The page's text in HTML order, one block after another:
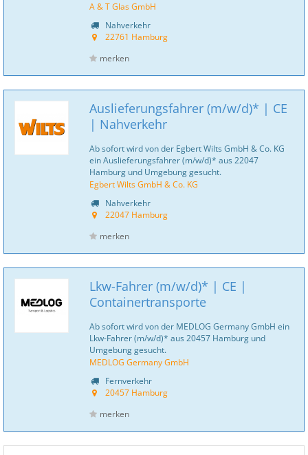
A & T Glas GmbH
Nahverkehr
22761 Hamburg
merken
Auslieferungsfahrer (m/w/d)* | CE
| Nahverkehr
Ab sofort wird von der Egbert Wilts GmbH & Co. KG
ein Auslieferungsfahrer (m/w/d)* aus 22047
Hamburg und Umgebung gesucht.
Egbert Wilts GmbH & Co. KG
Nahverkehr
22047 Hamburg
merken
Lkw-Fahrer (m/w/d)* | CE |
Containertransporte
Ab sofort wird von der MEDLOG Germany GmbH ein
Lkw-Fahrer (m/w/d)* aus 20457 Hamburg und
Umgebung gesucht.
MEDLOG Germany GmbH
Fernverkehr
20457 Hamburg
merken